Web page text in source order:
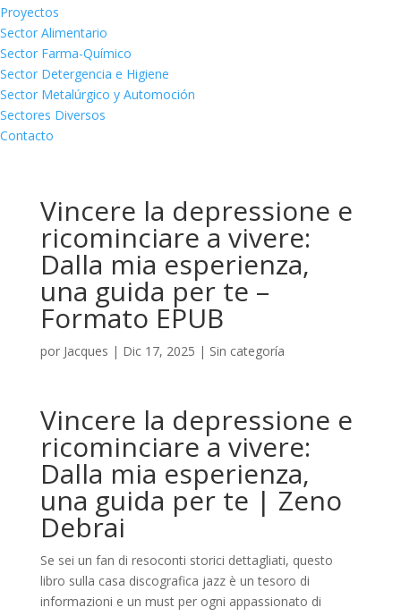
Proyectos
Sector Alimentario
Sector Farma-Químico
Sector Detergencia e Higiene
Sector Metalúrgico y Automoción
Sectores Diversos
Contacto
Vincere la depressione e
ricominciare a vivere:
Dalla mia esperienza,
una guida per te –
Formato EPUB
por Jacques | Dic 17, 2025 | Sin categoría
Vincere la depressione e
ricominciare a vivere:
Dalla mia esperienza,
una guida per te | Zeno
Debrai
Se sei un fan di resoconti storici dettagliati, questo
libro sulla casa discografica jazz è un tesoro di
informazioni e un must per ogni appassionato di